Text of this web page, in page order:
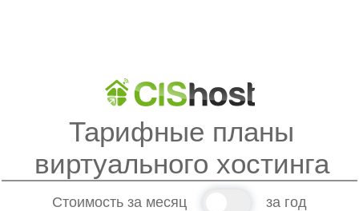
Тарифные планы
виртуального хостинга
Стоимость за месяц за год